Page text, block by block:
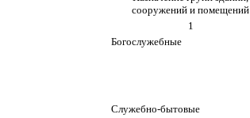
сооружений и помещений
1
Богослужебные
Служебно-бытовые